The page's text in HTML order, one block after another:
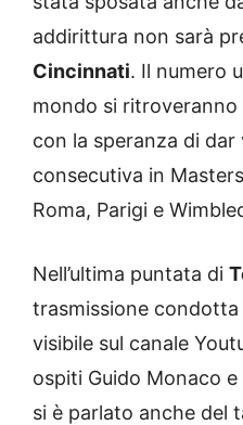
addirittura non sarà
Cincinnati. Il numero
mondo si
con la speranza di
consecutiva in
Roma, Parigi e
Nell’ultima puntata di
trasmissione condotta
visibile sul canale
ospiti Guido Monaco e
si è parlato anche del